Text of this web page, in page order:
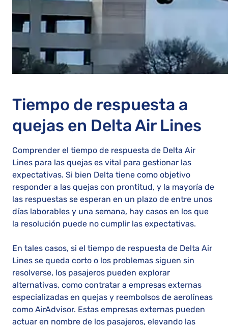
Tiempo de respuesta a
quejas en Delta Air Lines
Comprender el tiempo de respuesta de Delta Air
Lines para las quejas es vital para gestionar las
expectativas. Si bien Delta tiene como objetivo
responder a las quejas con prontitud, y la mayoría de
las respuestas se esperan en un plazo de entre unos
días laborables y una semana, hay casos en los que
la resolución puede no cumplir las expectativas.
En tales casos, si el tiempo de respuesta de Delta Air
Lines se queda corto o los problemas siguen sin
resolverse, los pasajeros pueden explorar
alternativas, como contratar a empresas externas
especializadas en quejas y reembolsos de aerolíneas
como AirAdvisor. Estas empresas externas pueden
actuar en nombre de los pasajeros, elevando las